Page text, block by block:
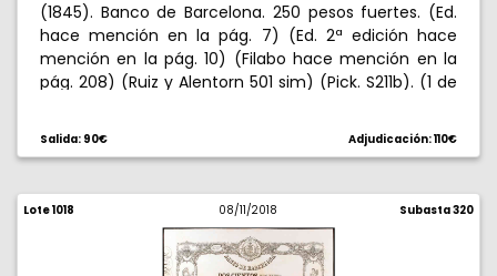
(1845). Banco de Barcelona. 250 pesos fuertes. (Ed.
hace mención en la pág. 7) (Ed. 2ª edición hace
mención en la pág. 10) (Filabo hace mención en la
pág. 208) (Ruiz y Alentorn 501 sim) (Pick. S211b). (1 de
publicado por el propio Banco en 1894. S/C.
Salida: 90€ Adjudicación: 110€
Lote 1018 08/11/2018 Subasta 320